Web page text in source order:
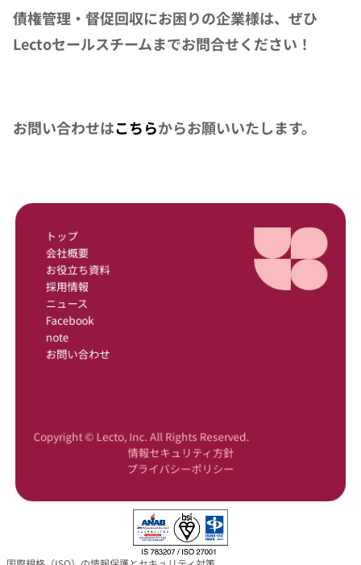
債権管理・督促回収にお困りの企業様は、ぜひ
Lectoセールスチームまでお問合せください！
お問い合わせはこちらからお願いいたします。
トップ
会社概要
お役立ち資料
採用情報
ニュース
Facebook
note
お問い合わせ
Copyright © Lecto, Inc. All Rights Reserved.
情報セキュリティ方針
プライバシーポリシー